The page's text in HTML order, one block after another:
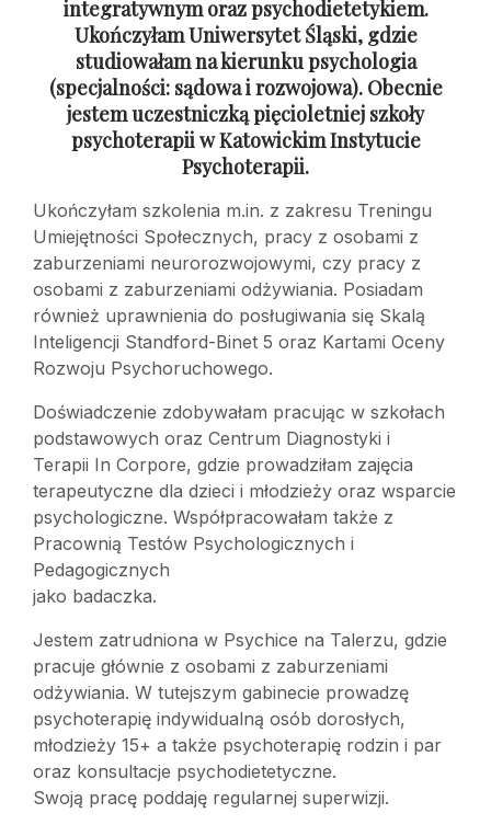
integratywnym oraz psychodietetykiem.
Ukończyłam Uniwersytet Śląski, gdzie
studiowałam na kierunku psychologia
(specjalności: sądowai rozwojowa). Obecnie
jestem uczestniczką pięcioletniej szkoły
psychoterapiiw Katowickim Instytucie
Psychoterapii.
Ukończyłam szkolenia m.in. z zakresu Treningu
Umiejętności Społecznych, pracy z osobami z
zaburzeniami neurorozwojowymi, czy pracy z
osobami z zaburzeniami odżywiania. Posiadam
również uprawnienia do posługiwania się Skalą
Inteligencji Standford-Binet 5 oraz Kartami Oceny
Rozwoju Psychoruchowego.
Doświadczenie zdobywałam pracując w szkołach
podstawowych oraz Centrum Diagnostyki i
Terapii In Corpore, gdzie prowadziłam zajęcia
terapeutyczne dla dzieci i młodzieży oraz wsparcie
psychologiczne. Współpracowałam także z
Pracownią Testów Psychologicznych i
Pedagogicznych
jako badaczka.
Jestem zatrudniona w Psychice na Talerzu, gdzie
pracuje głównie z osobami z zaburzeniami
odżywiania. W tutejszym gabinecie prowadzę
psychoterapię indywidualną osób dorosłych,
młodzieży 15+ a także psychoterapię rodzin i par
oraz konsultacje psychodietetyczne.
Swoją pracę poddaję regularnej superwizji.